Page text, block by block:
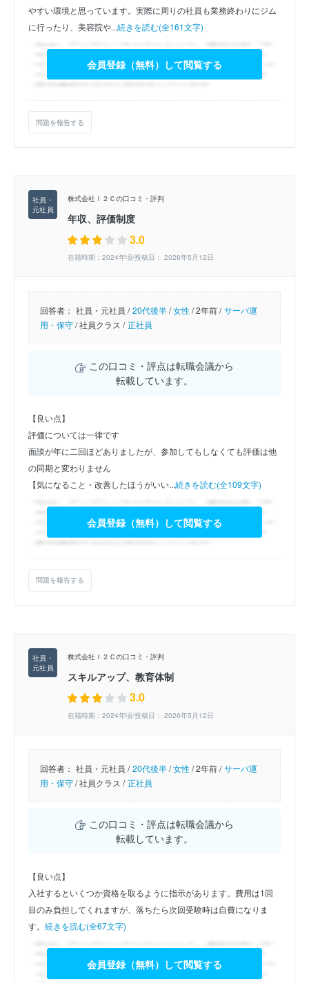
やすい環境と思っています。実際に周りの社員も業務終わりにジム
に行ったり、美容院や...続きを読む(全161文字)
会員登録（無料）して閲覧する
問題を報告する
株式会社Ｉ２Ｃの口コミ・評判
年収、評価制度
3.0
在籍時期：2024年頃/投稿日： 2026年5月12日
回答者： 社員・元社員 / 20代後半/女性/2年前 / サーバ運
用・保守/社員クラス / 正社員
この口コミ・評点は転職会議から
転載しています。
【良い点】
評価については一律です
面談が年に二回ほどありましたが、参加してもしなくても評価は他
の同期と変わりません
【気になること・改善したほうがいい...続きを読む(全109文字)
会員登録（無料）して閲覧する
問題を報告する
株式会社Ｉ２Ｃの口コミ・評判
スキルアップ、教育体制
3.0
在籍時期：2024年頃/投稿日： 2026年5月12日
回答者： 社員・元社員 / 20代後半/女性/2年前 / サーバ運
用・保守/社員クラス / 正社員
この口コミ・評点は転職会議から
転載しています。
【良い点】
入社するといくつか資格を取るように指示があります。費用は1回
目のみ負担してくれますが、落ちたら次回受験時は自費になりま
す。 続きを読む(全67文字)
会員登録（無料）して閲覧する